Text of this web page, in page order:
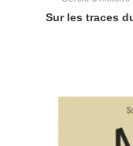
Sur les traces